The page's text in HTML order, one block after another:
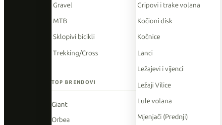
Gravel
MTB
Sklopivi bicikli
Trekking/Cross
TOP BRENDOVI
Giant
Orbea
Gripovi i trake volana
Kočioni disk
Kočnice
Lanci
Ležajevi i vijenci
Ležaji Vilice
Lule volana
Mjenjači (Prednji)